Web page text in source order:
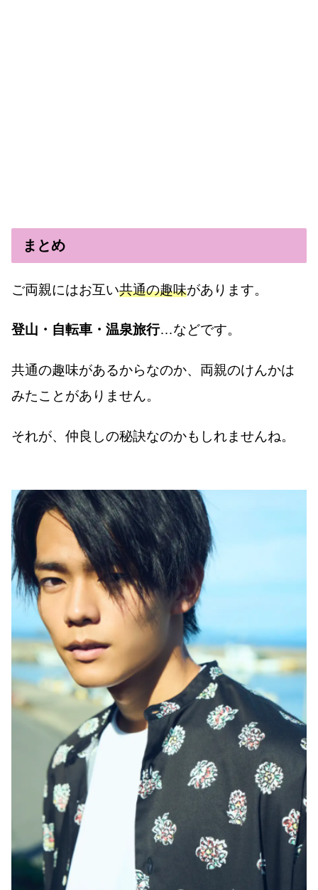
まとめ
ご両親にはお互い共通の趣味があります。
登山・自転車・温泉旅行…などです。
共通の趣味があるからなのか、両親のけんかは
みたことがありません。
それが、仲良しの秘訣なのかもしれませんね。